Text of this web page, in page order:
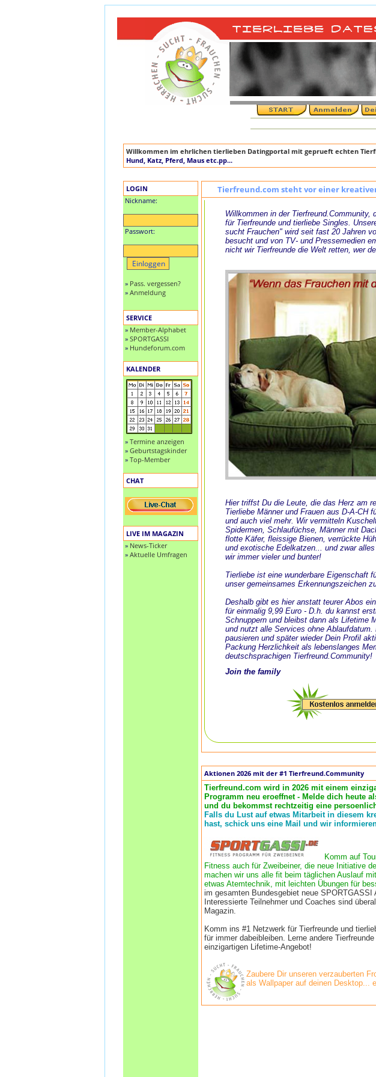
Willkommen im ehrlichen tierlieben Datingportal mit geprueft echten
Hund, Katz, Pferd, Maus etc.pp...
LOGIN
Nickname:
Passwort:
» Pass. vergessen?
» Anmeldung
SERVICE
» Member-Alphabet
» SPORTGASSI
» Hundeforum.com
KALENDER
» Termine anzeigen
» Geburtstagskinder
» Top-Member
CHAT
LIVE IM MAGAZIN
» News-Ticker
» Aktuelle Umfragen
Tierfreund.com steht vor einer
Willkommen in der Tierfreund.Community,
für Tierfreunde und tierliebe Singles.
sucht Frauchen" wird seit fast 20 Jahren
besucht und von TV- und Pressemedien
nicht wir Tierfreunde die Welt retten, wer
Hier triffst Du die Leute, die das Herz am
Tierliebe Männer und Frauen aus D-A-CH
und auch viel mehr. Wir vermitteln
Spidermen, Schlaufüchse, Männer mit
flotte Käfer, fleissige Bienen, verrückte
und exotische Edelkatzen... und zwar
wir immer vieler und bunter!
Tierliebe ist eine wunderbare Eigenschaft
unser gemeinsames Erkennungszeichen
Deshalb gibt es hier anstatt teurer Abos
für einmalig 9,99 Euro - D.h. du kannst
Schnuppern und bleibst dann als Lifetime
und nutzt alle Services ohne Ablaufdatum.
pausieren und später wieder Dein Profil
Packung Herzlichkeit als lebenslanges
deutschsprachigen Tierfreund.Community!
Join the family
Aktionen 2026 mit der #1 Tierfreund.Community
Tierfreund.com wird in 2026 mit einem
Programm neu eroeffnet - Melde dich heute
und du bekommst rechtzeitig eine
Falls du Lust auf etwas Mitarbeit in diesem
hast, schick uns eine Mail und wir
Komm auf
Fitness auch für Zweibeiner, die neue Initiative
machen wir uns alle fit beim täglichen Auslauf
etwas Atemtechnik, mit leichten Übungen für
im gesamten Bundesgebiet neue SPORTGASSI
Interessierte Teilnehmer und Coaches sind
Magazin.
Komm ins #1 Netzwerk für Tierfreunde und
für immer dabeibleiben. Lerne andere
einzigartigen Lifetime-Angebot!
Zaubere Dir unseren verzauberten
als Wallpaper auf deinen Desktop...